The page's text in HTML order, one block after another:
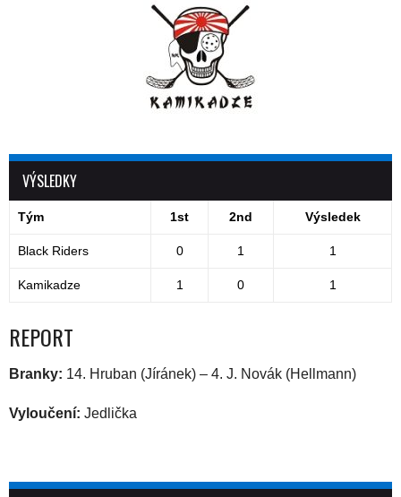
VÝSLEDKY
Tým 1st 2nd Výsledek
Black Riders 0 1 1
Kamikadze 1 0 1
REPORT
Branky: 14. Hruban (Jíránek) – 4. J. Novák (Hellmann)
Vyloučení: Jedlička